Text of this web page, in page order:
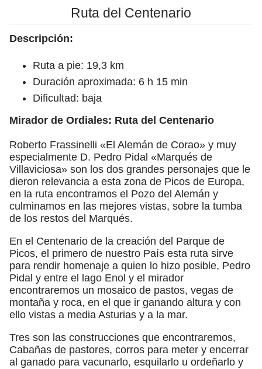
Ruta del Centenario
Descripción:
Ruta a pie: 19,3 km
Duración aproximada: 6 h 15 min
Dificultad: baja
Mirador de Ordiales: Ruta del Centenario
Roberto Frassinelli «El Alemán de Corao» y muy
especialmente D. Pedro Pidal «Marqués de
Villaviciosa» son los dos grandes personajes que le
dieron relevancia a esta zona de Picos de Europa,
en la ruta encontramos el Pozo del Alemán y
culminamos en las mejores vistas, sobre la tumba
de los restos del Marqués.
En el Centenario de la creación del Parque de
Picos, el primero de nuestro País esta ruta sirve
para rendir homenaje a quien lo hizo posible, Pedro
Pidal y entre el lago Enol y el mirador
encontraremos un mosaico de pastos, vegas de
montaña y roca, en el que ir ganando altura y con
ello vistas a media Asturias y a la mar.
Tres son las construcciones que encontraremos,
Cabañas de pastores, corros para meter y encerrar
al ganado para vacunarlo, esquilarlo u ordeñarlo y